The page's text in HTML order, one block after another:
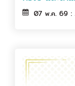
07 พ.ค. 69 :